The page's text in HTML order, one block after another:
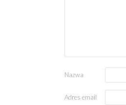
Nazwa
Adres email